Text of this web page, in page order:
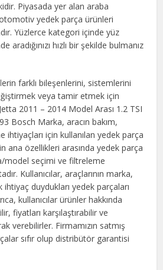
Piyasada yer alan araba
otomotiv yedek parça ürünleri
Yüzlerce kategori içinde yüz
aradığınızı hızlı bir şekilde bulmanız
farklı bileşenlerini, sistemlerini
veya tamir etmek için
2011 – 2014 Model Arası 1.2 TSI
Bosch Marka, aracın bakım,
ihtiyaçları için kullanılan yedek parça
ana özellikleri arasında yedek parça
seçimi ve filtreleme
Kullanıcılar, araçlarının marka,
ihtiyaç duydukları yedek parçaları
kullanıcılar ürünler hakkında
fiyatları karşılaştırabilir ve
verebilirler. Firmamızın satmış
sıfır olup distribütör garantisi